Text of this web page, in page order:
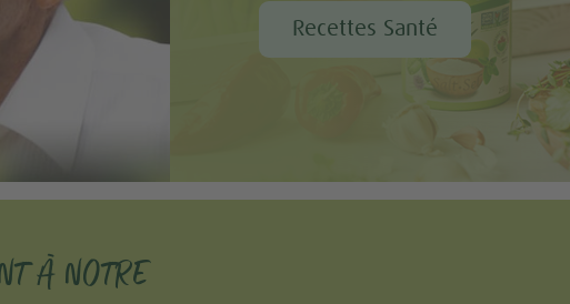
Recettes Santé
À NOTRE